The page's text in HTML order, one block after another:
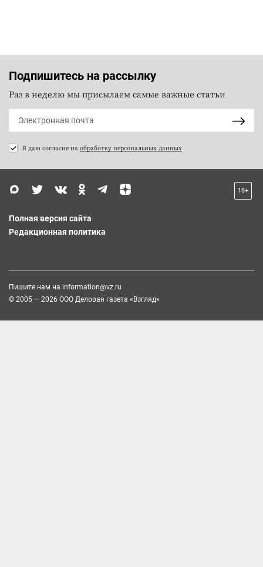
Подпишитесь на рассылку
Раз в неделю мы присылаем самые важные статьи
Я даю согласие на обработку персональных данных
18+
Полная версия сайта
Редакционная политика
Пишите нам на information@vz.ru
© 2005 — 2026 ООО Деловая газета «Взгляд»